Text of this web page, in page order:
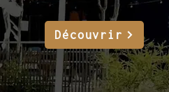
Découvrir